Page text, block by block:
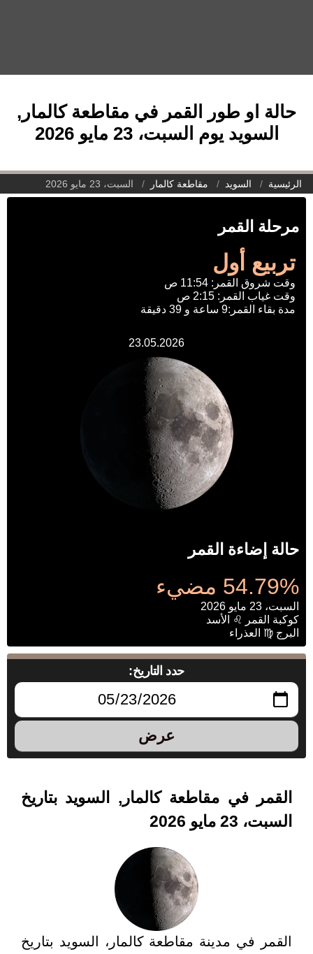
حالة او طور القمر في مقاطعة كالمار,
السويد يوم السبت، 23 مايو 2026
الرئيسية السويد مقاطعة كالمار السبت، 23 مايو 2026
مرحلة القمر
تربيع أول
وقت شروق القمر: 11:54 ص
وقت غياب القمر: 2:15 ص
مدة بقاء القمر:9 ساعة و 39 دقيقة
23.05.2026
حالة إضاءة القمر
54.79% مضيء
السبت، 23 مايو 2026
كوكبة القمر ♌ الأسد
البرج ♍ العذراء
حدد التاريخ:
عرض
القمر في مقاطعة كالمار, السويد بتاريخ
السبت، 23 مايو 2026
القمر في مدينة مقاطعة كالمار، السويد بتاريخ